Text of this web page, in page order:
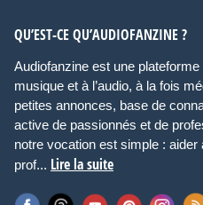
QU’EST-CE QU’AUDIOFANZINE ?
Audiofanzine est une
musique et à l’audio, à la fois
petites annonces, base de
active de passionnés et de
notre vocation est simple :
prof... Lire la suite